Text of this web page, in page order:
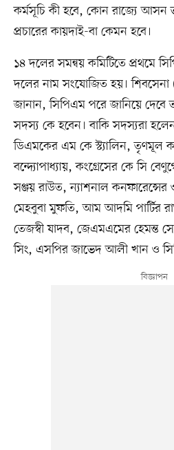
কর্মসূচি কী হবে, কোন রাজ্যে আসন
প্রচারের কায়দাই-বা কেমন হবে।
১৪ দলের সমন্বয় কমিটিতে প্রথমে
দলের নাম সংযোজিত হয়। শিবসেনা
জানান, সিপিএম পরে জানিয়ে দেবে
সদস্য কে হবেন। বাকি সদস্যরা
ডিএমকের এম কে স্ট্যালিন, তৃণমূল
বন্দ্যোপাধ্যায়, কংগ্রেসের কে সি
সঞ্জয় রাউত, ন্যাশনাল
মেহবুবা মুফতি, আম আদমি পার্টির
তেজস্বী যাদব, জেএমএমের হেমন্ত
সিং, এসপির জাভেদ আলী খান ও